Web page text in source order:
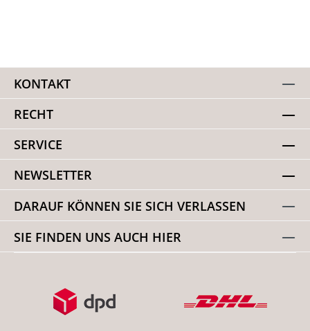
KONTAKT
RECHT
SERVICE
NEWSLETTER
DARAUF KÖNNEN SIE SICH VERLASSEN
SIE FINDEN UNS AUCH HIER